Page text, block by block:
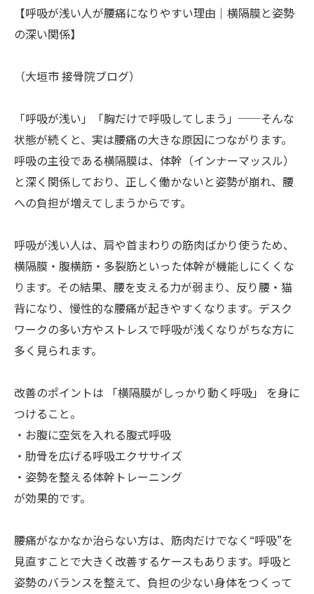
【呼吸が浅い人が腰痛になりやすい理由｜横隔膜と姿勢
の深い関係】
（大垣市 接骨院ブログ）
「呼吸が浅い」「胸だけで呼吸してしまう」──そんな
状態が続くと、実は腰痛の大きな原因につながります。
呼吸の主役である横隔膜は、体幹（インナーマッスル）
と深く関係しており、正しく働かないと姿勢が崩れ、腰
への負担が増えてしまうからです。
呼吸が浅い人は、肩や首まわりの筋肉ばかり使うため、
横隔膜・腹横筋・多裂筋といった体幹が機能しにくくな
ります。その結果、腰を支える力が弱まり、反り腰・猫
背になり、慢性的な腰痛が起きやすくなります。デスク
ワークの多い方やストレスで呼吸が浅くなりがちな方に
多く見られます。
改善のポイントは 「横隔膜がしっかり動く呼吸」 を身に
つけること。
・お腹に空気を入れる腹式呼吸
・肋骨を広げる呼吸エクササイズ
・姿勢を整える体幹トレーニング
が効果的です。
腰痛がなかなか治らない方は、筋肉だけでなく“呼吸”を
見直すことで大きく改善するケースもあります。呼吸と
姿勢のバランスを整えて、負担の少ない身体をつくって